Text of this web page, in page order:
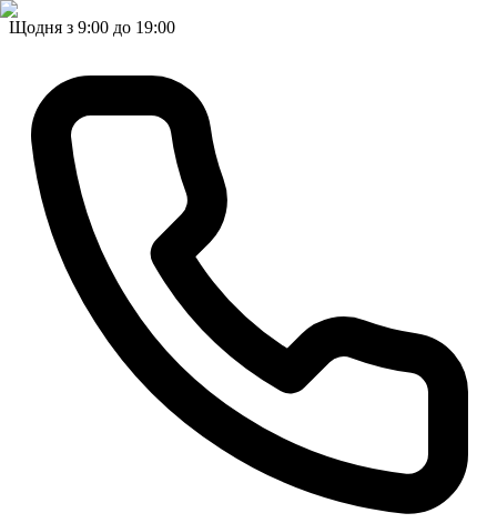
Щодня з 9:00 до 19:00